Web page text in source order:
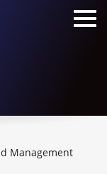
Management